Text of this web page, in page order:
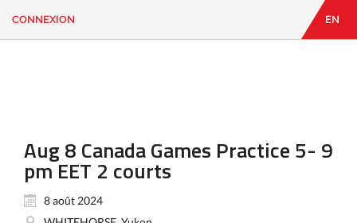
chose?
CONNEXION EN
Aug 8 Canada Games Practice 5- 9
pm EET 2 courts
8 août 2024